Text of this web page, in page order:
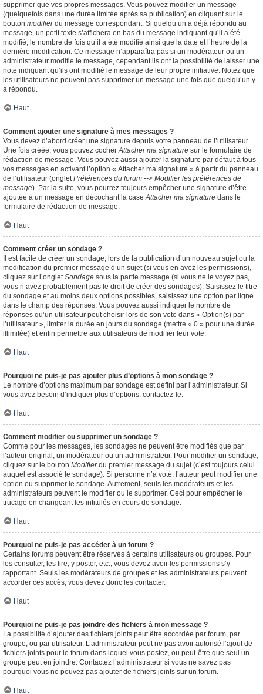
supprimer que vos propres messages. Vous pouvez modifier un message
(quelquefois dans une durée limitée après sa publication) en cliquant sur le
bouton modifierdu message correspondant. Si quelqu’un a déjà répondu au
message, un petit texte s’affichera en bas du message indiquant qu’il a été
modifié, le nombre de fois qu’il a été modifié ainsi que la date et l’heure de la
dernière modification. Ce message n’apparaîtra pas si un modérateur ou un
administrateur modifie le message, cependant ils ont la possibilité de laisser une
note indiquant qu’ils ont modifié le message de leur propre initiative. Notez que
les utilisateurs ne peuvent pas supprimer un message une fois que quelqu’un y
a répondu.
Haut
Comment ajouter une signature à mes messages ?
Vous devez d’abord créer une signature depuis votre panneau de l’utilisateur.
Une fois créée, vous pouvez cocherAttacher ma signature sur le formulaire de
rédaction de message. Vous pouvez aussi ajouter la signature par défaut à tous
vos messages en activant l’option « Attacher ma signature » à partir du panneau
de l’utilisateur (ongletPréférences du forum --> Modifier les préférences de
message). Par la suite, vous pourrez toujours empêcher une signature d’être
ajoutée à un message en décochant la caseAttacher ma signature dans le
formulaire de rédaction de message.
Haut
Comment créer un sondage ?
Il est facile de créer un sondage, lors de la publication d’un nouveau sujet ou la
modification du premier message d’un sujet (si vous en avez les permissions),
cliquez sur l’ongletSondage sous la partie message (si vous ne le voyez pas,
vous n’avez probablement pas le droit de créer des sondages). Saisissez le titre
du sondage et au moins deux options possibles, saisissez une option par ligne
dans le champ des réponses. Vous pouvez aussi indiquer le nombre de
réponses qu’un utilisateur peut choisir lors de son vote dans « Option(s) par
l’utilisateur », limiter la durée en jours du sondage (mettre « 0 » pour une durée
illimitée) et enfin permettre aux utilisateurs de modifier leur vote.
Haut
Pourquoi ne puis-je pas ajouter plus d’options à mon sondage ?
Le nombre d’options maximum par sondage est défini par l’administrateur. Si
vous avez besoin d’indiquer plus d’options, contactez-le.
Haut
Comment modifier ou supprimer un sondage ?
Comme pour les messages, les sondages ne peuvent être modifiés que par
l’auteur original, un modérateur ou un administrateur. Pour modifier un sondage,
cliquez sur le bouton Modifierdu premier message du sujet (c’est toujours celui
auquel est associé le sondage). Si personne n’a voté, l’auteur peut modifier une
option ou supprimer le sondage. Autrement, seuls les modérateurs et les
administrateurs peuvent le modifier ou le supprimer. Ceci pour empêcher le
trucage en changeant les intitulés en cours de sondage.
Haut
Pourquoi ne puis-je pas accéder à un forum ?
Certains forums peuvent être réservés à certains utilisateurs ou groupes. Pour
les consulter, les lire, y poster, etc., vous devez avoir les permissions s’y
rapportant. Seuls les modérateurs de groupes et les administrateurs peuvent
accorder ces accès, vous devez donc les contacter.
Haut
Pourquoi ne puis-je pas joindre des fichiers à mon message ?
La possibilité d’ajouter des fichiers joints peut être accordée par forum, par
groupe, ou par utilisateur. L’administrateur peut ne pas avoir autorisé l’ajout de
fichiers joints pour le forum dans lequel vous postez, ou peut-être que seul un
groupe peut en joindre. Contactez l’administrateur si vous ne savez pas
pourquoi vous ne pouvez pas ajouter de fichiers joints sur un forum.
Haut